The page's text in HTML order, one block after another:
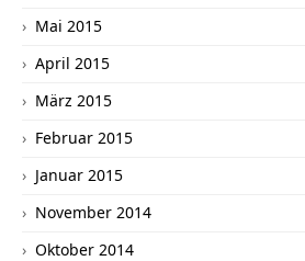
Mai 2015
April 2015
März 2015
Februar 2015
Januar 2015
November 2014
Oktober 2014